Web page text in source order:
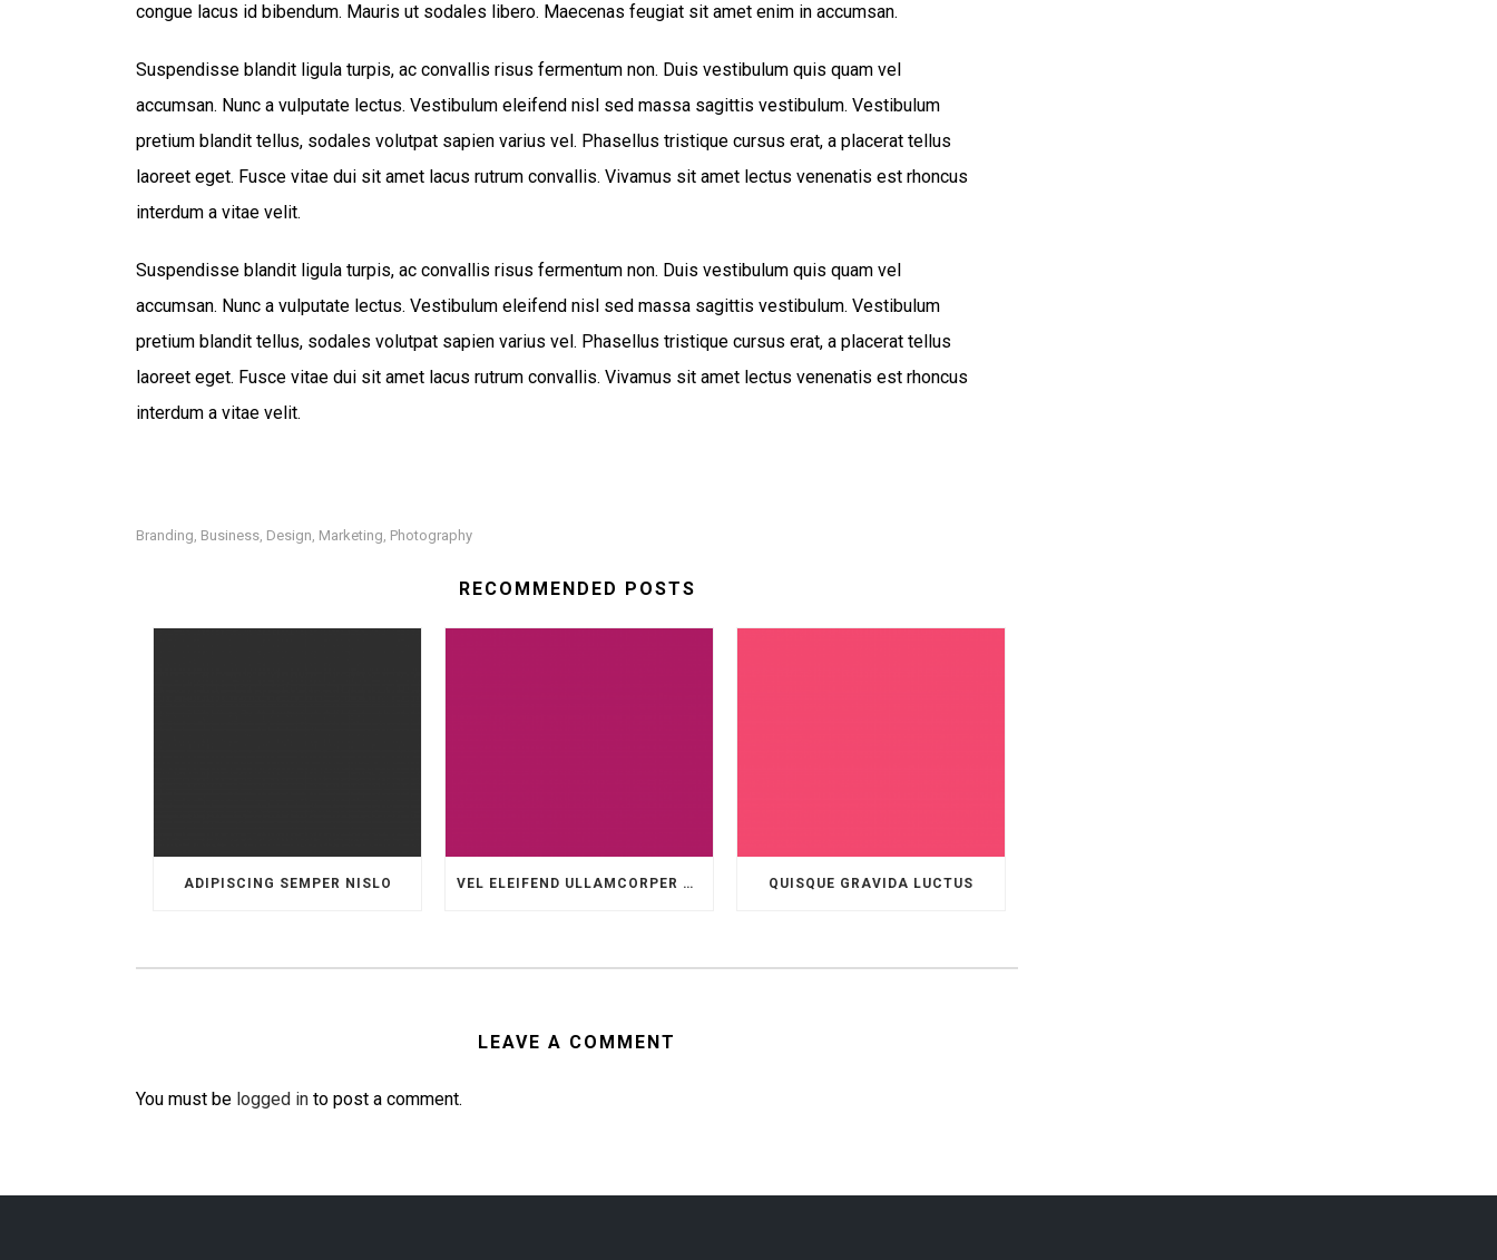
congue lacus id bibendum. Mauris ut sodales libero. Maecenas feugiat sit amet enim in accumsan.
Suspendisse blandit ligula turpis, ac convallis risus fermentum non. Duis vestibulum quis quam vel
accumsan. Nunc a vulputate lectus. Vestibulum eleifend nisl sed massa sagittis vestibulum. Vestibulum
pretium blandit tellus, sodales volutpat sapien varius vel. Phasellus tristique cursus erat, a placerat tellus
laoreet eget. Fusce vitae dui sit amet lacus rutrum convallis. Vivamus sit amet lectus venenatis est rhoncus
interdum a vitae velit.
Suspendisse blandit ligula turpis, ac convallis risus fermentum non. Duis vestibulum quis quam vel
accumsan. Nunc a vulputate lectus. Vestibulum eleifend nisl sed massa sagittis vestibulum. Vestibulum
pretium blandit tellus, sodales volutpat sapien varius vel. Phasellus tristique cursus erat, a placerat tellus
laoreet eget. Fusce vitae dui sit amet lacus rutrum convallis. Vivamus sit amet lectus venenatis est rhoncus
interdum a vitae velit.
Branding, Business, Design, Marketing, Photography
RECOMMENDED POSTS
ADIPISCING SEMPER NISLO VEL ELEIFEND ULLAMCORPER VELIT QUISQUE GRAVIDA LUCTUS
LEAVE A COMMENT
You must be logged in to post a comment.